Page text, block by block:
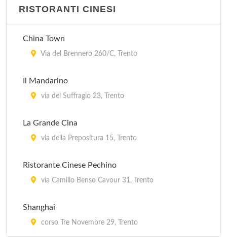
RISTORANTI CINESI
China Town
Via del Brennero 260/C, Trento
Il Mandarino
via del Suffragio 23, Trento
La Grande Cina
via della Prepositura 15, Trento
Ristorante Cinese Pechino
via Camillo Benso Cavour 31, Trento
Shanghai
corso Tre Novembre 29, Trento